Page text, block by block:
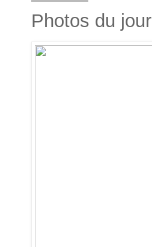
Photos du jour